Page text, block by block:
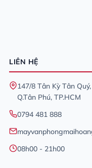
LIÊN HỆ
147/8 Tân Kỳ Tân
Q.Tân Phú, TP.HCM
0794 481 888
08h00 - 21h00